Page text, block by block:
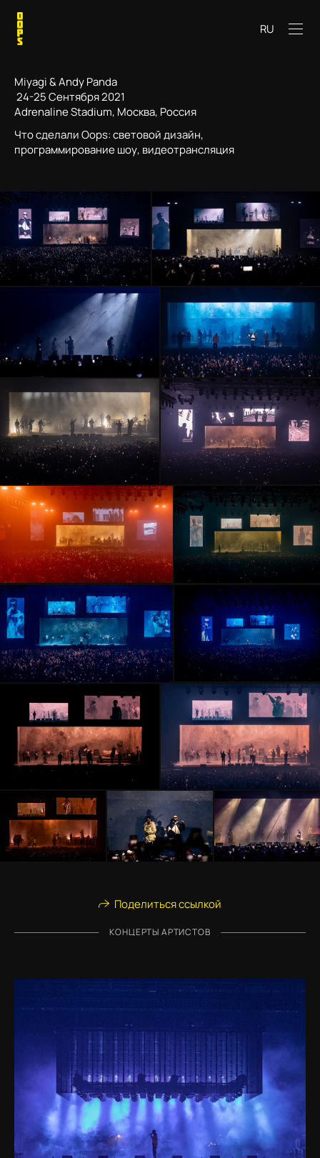
RU
Miyagi & Andy Panda
24-25 Сентября 2021
Adrenaline Stadium, Москва, Россия
Что сделали Oops: световой дизайн,
программирование шоу, видеотрансляция
Поделиться ссылкой
КОНЦЕРТЫ АРТИСТОВ